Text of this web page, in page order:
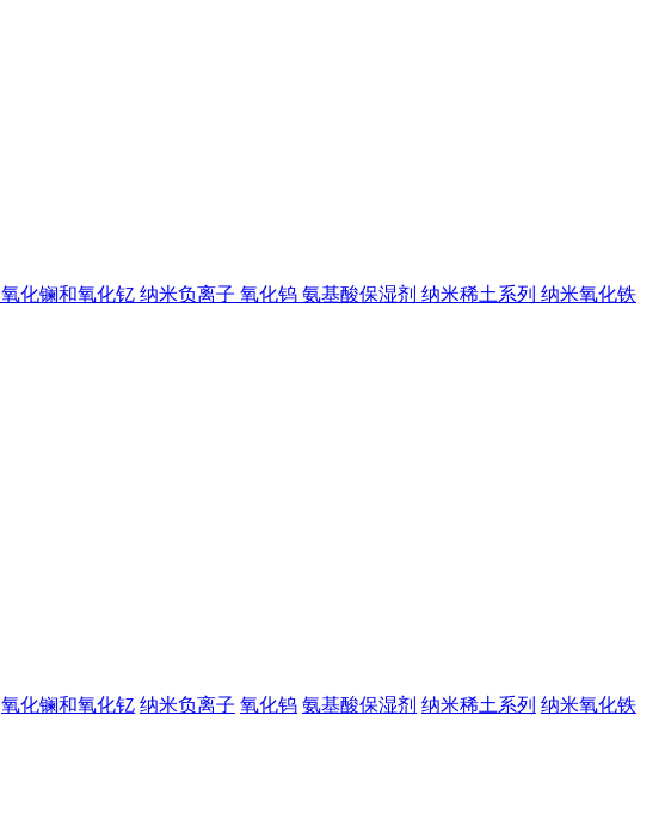
氧化镧和氧化钇 纳米负离子 氧化钨 氨基酸保湿剂 纳米稀土系列 纳米氧化铁
氧化镧和氧化钇 纳米负离子 氧化钨 氨基酸保湿剂 纳米稀土系列 纳米氧化铁